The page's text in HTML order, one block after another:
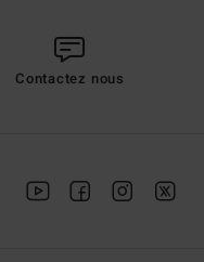
Contactez nous